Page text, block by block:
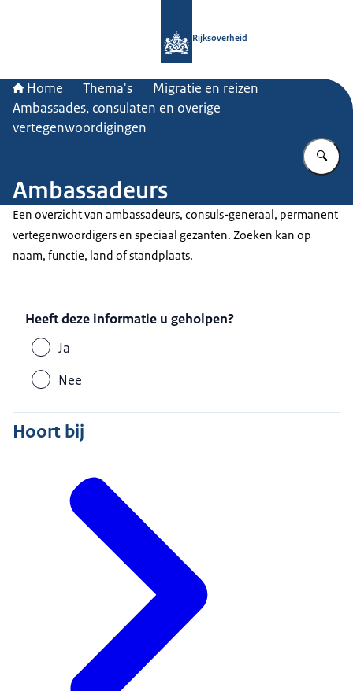
Rijksoverheid
Home Thema's
Migratie en reizen
Ambassades, consulaten en overige
vertegenwoordigingen
Ambassadeurs
Een overzicht van ambassadeurs, consuls-generaal, permanent
vertegenwoordigers en speciaal gezanten. Zoeken kan op
naam, functie, land of standplaats.
Heeft deze informatie u geholpen?
Ja
Nee
Hoort bij